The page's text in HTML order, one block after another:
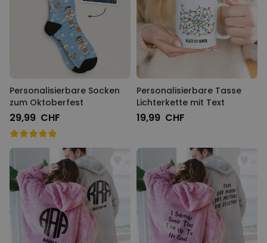
Personalisierbare Socken
zum Oktoberfest
29,99 CHF
Personalisierbare Tasse
Lichterkette mit Text
19,99 CHF